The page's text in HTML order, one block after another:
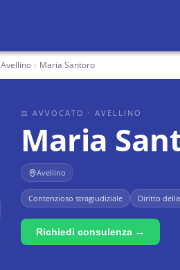
Avellino › Maria Santoro
⚖ AVVOCATO · AVELLINO
Maria
Avellino
Contenzioso stragiudiziale Diritto
Richiedi consulenza →